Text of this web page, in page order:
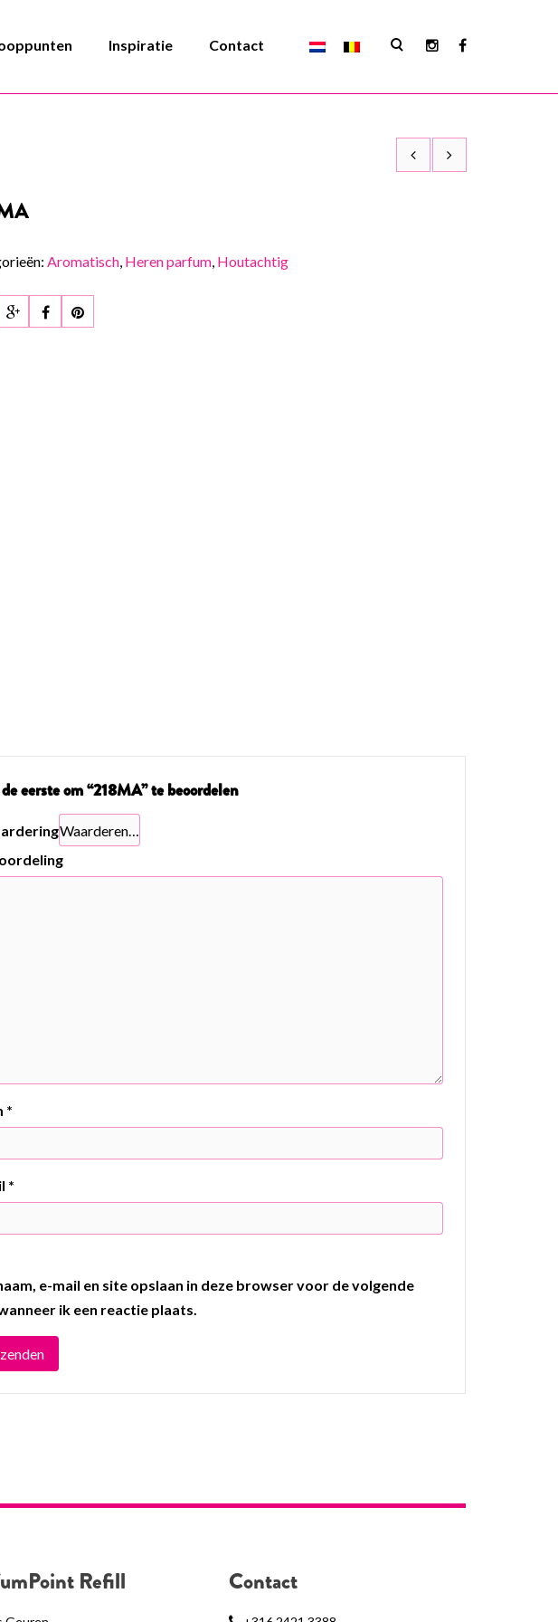
Inspiratie Contact
Aromatisch, Heren parfum, Houtachtig
eerste om “218MA” te beoordelen
*
*
e-mail en site opslaan in deze browser voor de volgende
ik een reactie plaats.
Refill Contact